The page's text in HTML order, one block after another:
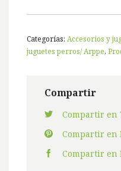
Categorías: Accesorios y
juguetes perros/ Arppe,
Compartir
Compartir en
Compartir en
Compartir en